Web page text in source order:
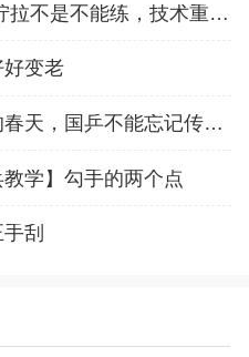
业余练乒乓球:反手拧拉不是不能练，技术重点就不在手上
变老
一拍振醒中国体育的春天，国乒不能忘记传奇前辈这份初心！
学】勾手的两个点
刮